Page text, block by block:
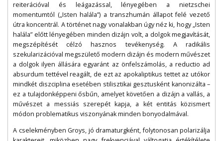
reiterációval és leágazással, lényegében a nietzschei
momentumtól („Isten halála”) a transzhumán állapot felé vezető
útra koncentrál. A történet nagy vonalakban úgy néz ki, hogy „Isten
halála” előtt lényegében minden dizájn volt, a dolgok megjavítását,
megszépítését célzó hasznos tevékenység. A radikális
szekularizációval megszülető modern dizájn és modern művészet
a dolgok ilyen állására egyaránt az önfelszámolás, a reductio ad
absurdum tettével reagált, de ezt az apokaliptikus tettet az utókor
mindkét diszciplina esetében stilisztikai gesztusként kanonizálta –
ez a tulajdonképpeni ősbűn, amelyet követően a dizájn a vallás, a
művészet a messiás szerepét kapja, a két entitás közismert
módon problematikus viszonyának minden bonyodalmával.
A cselekményben Groys, jó dramaturgként, folytonosan polarizálja